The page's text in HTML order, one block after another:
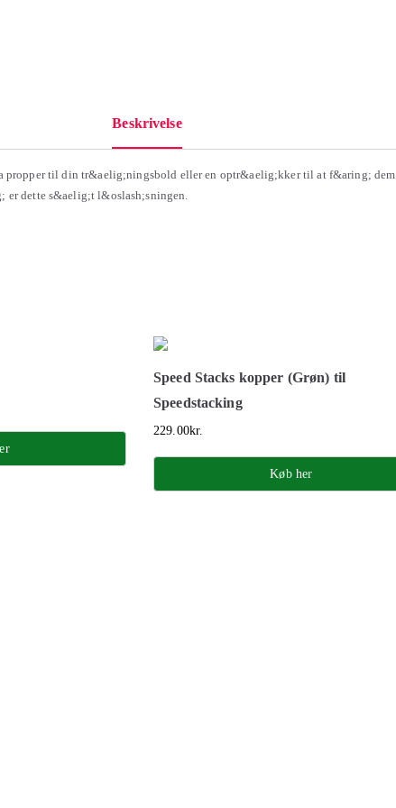
Beskrivelse
propper til din tr&aelig;ningsbold eller en optr&aelig;kker til at f&aring; dem
er dette s&aelig;t l&oslash;sningen.
Speed Stacks kopper (Grøn) til
Speedstacking
229.00kr.
Køb her